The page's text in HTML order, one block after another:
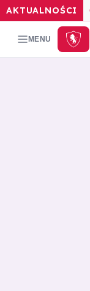
AKTUALNOŚCI
MENU